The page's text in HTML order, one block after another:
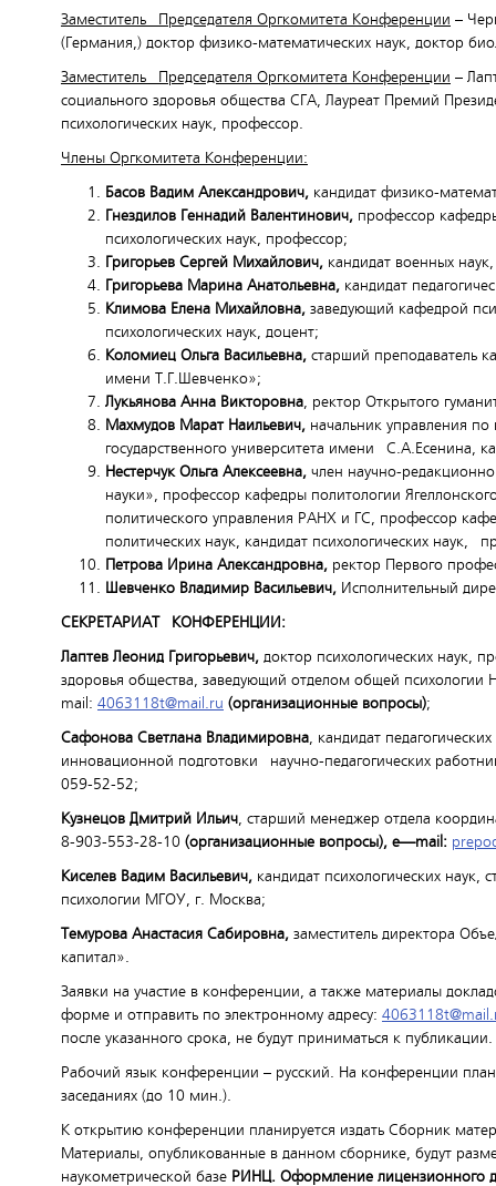
Заместитель Председателя Оргкомитета Конференции –
(Германия,) доктор физико-математических наук, доктор
Заместитель Председателя Оргкомитета Конференции –
социального здоровья общества СГА, Лауреат Премий
психологических наук, профессор.
Члены Оргкомитета Конференции:
Басов Вадим Александрович, кандидат физико-
Гнездилов Геннадий Валентинович, профессор
психологических наук, профессор;
Григорьев Сергей Михайлович, кандидат военных
Григорьева Марина Анатольевна, кандидат
Климова Елена Михайловна, заведующий кафедрой
психологических наук, доцент;
Коломиец Ольга Васильевна, старший преподаватель
имени Т.Г.Шевченко»;
Лукьянова Анна Викторовна, ректор Открытого
Махмудов Марат Наильевич, начальник управления
государственного университета имени С.А.Есенина,
Нестерчук Ольга Алексеевна, член научно-
науки», профессор кафедры политологии
политического управления РАНХ и ГС, профессор
политических наук, кандидат психологических наук,
Петрова Ирина Александровна, ректор Первого
Шевченко Владимир Васильевич, Исполнительный
СЕКРЕТАРИАТ КОНФЕРЕНЦИИ:
Лаптев Леонид Григорьевич, доктор психологических наук,
здоровья общества, заведующий отделом общей
mail: 4063118t@mail.ru (организационные вопросы);
Сафонова Светлана Владимировна, кандидат
инновационной подготовки научно-педагогических
059-52-52;
Кузнецов Дмитрий Ильич, старший менеджер отдела
8-903-553-28-10 (организационные вопросы), e—mail :
Киселев Вадим Васильевич, кандидат психологических
психологии МГОУ, г. Москва;
Темурова Анастасия Сабировна, заместитель директора
капитал».
Заявки на участие в конференции, а также материалы
форме и отправить по электронному адресу:
после указанного срока, не будут приниматься к публикации.
Рабочий язык конференции – русский. На конференции
заседаниях (до 10 мин.).
К открытию конференции планируется издать Сборник
Материалы, опубликованные в данном сборнике, будут
наукометрической базе РИНЦ. Оформление лицензионного